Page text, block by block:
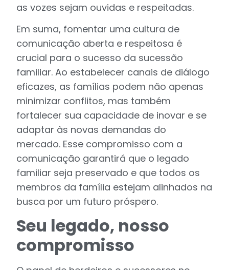
as vozes sejam ouvidas e respeitadas.
Em suma, fomentar uma cultura de
comunicação aberta e respeitosa é
crucial para o sucesso da sucessão
familiar. Ao estabelecer canais de diálogo
eficazes, as famílias podem não apenas
minimizar conflitos, mas também
fortalecer sua capacidade de inovar e se
adaptar às novas demandas do
mercado. Esse compromisso com a
comunicação garantirá que o legado
familiar seja preservado e que todos os
membros da família estejam alinhados na
busca por um futuro próspero.
Seu legado, nosso
compromisso